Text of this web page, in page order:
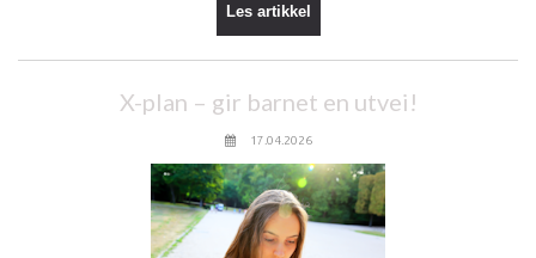
Les artikkel
X-plan – gir barnet en utvei!
17.04.2026